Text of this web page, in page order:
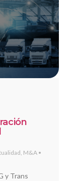
, M&A •
y Trans